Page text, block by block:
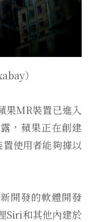
）
果MR裝置已進入
，蘋果正在創建
使用者能夠據以
開發的軟體開發
Siri和其他內建於